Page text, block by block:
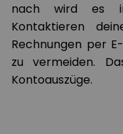
nach wird es
Kontaktieren
Rechnungen per
zu vermeiden.
Kontoauszüge.